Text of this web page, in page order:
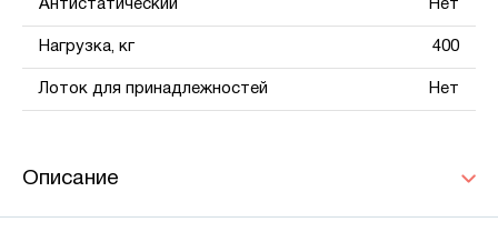
Антистатический Нет
Нагрузка, кг 400
Лоток для принадлежностей Нет
Описание